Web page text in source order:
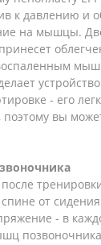
к давлению и
на мышцы.
- его
вы
от
- в